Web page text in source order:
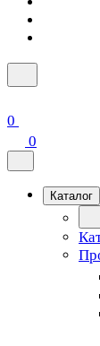
0
0
Каталог